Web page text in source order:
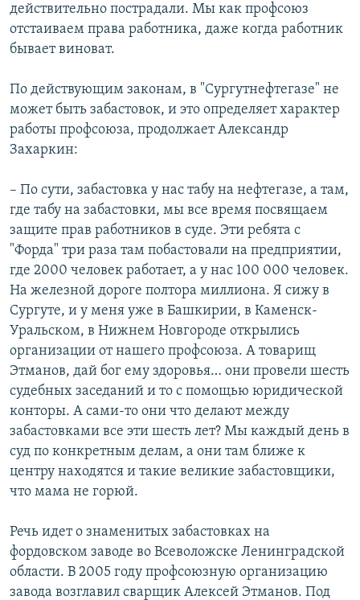
действительно пострадали. Мы как профсоюз
отстаиваем права работника, даже когда работник
бывает виноват.
По действующим законам, в "Сургутнефтегазе" не
может быть забастовок, и это определяет характер
работы профсоюза, продолжает Александр
Захаркин:
– По сути, забастовка у нас табу на нефтегазе, а там,
где табу на забастовки, мы все время посвящаем
защите прав работников в суде. Эти ребята с
"Форда" три раза там побастовали на предприятии,
где 2000 человек работает, а у нас 100 000 человек.
На железной дороге полтора миллиона. Я сижу в
Сургуте, и у меня уже в Башкирии, в Каменск-
Уральском, в Нижнем Новгороде открылись
организации от нашего профсоюза. А товарищ
Этманов, дай бог ему здоровья… они провели шесть
судебных заседаний и то с помощью юридической
конторы. А сами-то они что делают между
забастовками все эти шесть лет? Мы каждый день в
суд по конкретным делам, а они там ближе к
центру находятся и такие великие забастовщики,
что мама не горюй.
Речь идет о знаменитых забастовках на
фордовском заводе во Всеволожске Ленинградской
области. В 2005 году профсоюзную организацию
завода возглавил сварщик Алексей Этманов. Под